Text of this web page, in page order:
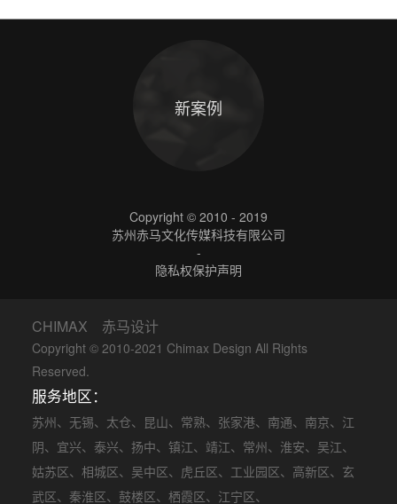
新案例
Copyright © 2010 - 2019
苏州赤马文化传媒科技有限公司
-
隐私权保护声明
CHIMAX 赤马设计
Copyright © 2010-2021 Chimax Design All Rights
Reserved.
服务地区：
苏州、 无锡、 太仓、 昆山、 常熟、 张家港、 南通、 南京、 江
阴、 宜兴、 泰兴、 扬中、 镇江、 靖江、 常州、 淮安、 吴江、
姑苏区、 相城区、 吴中区、 虎丘区、 工业园区、 高新区、 玄
武区、 秦淮区、 鼓楼区、 栖霞区、 江宁区、